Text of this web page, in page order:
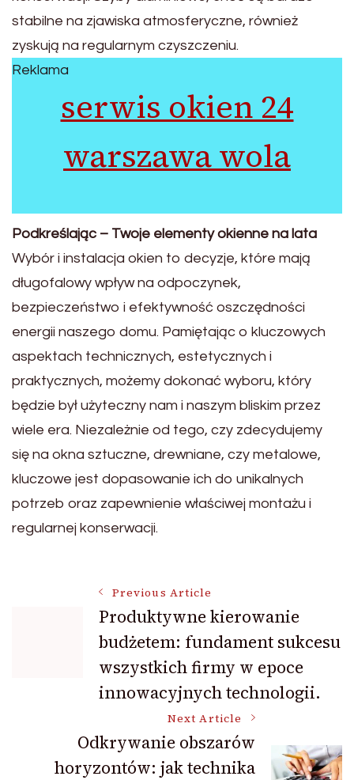
stabilne na zjawiska atmosferyczne, również
zyskują na regularnym czyszczeniu.
Reklama
serwis okien 24
warszawa wola
Podkreślając – Twoje elementy okienne na lata
Wybór i instalacja okien to decyzje, które mają
długofalowy wpływ na odpoczynek,
bezpieczeństwo i efektywność oszczędności
energii naszego domu. Pamiętając o kluczowych
aspektach technicznych, estetycznych i
praktycznych, możemy dokonać wyboru, który
będzie był użyteczny nam i naszym bliskim przez
wiele era. Niezależnie od tego, czy zdecydujemy
się na okna sztuczne, drewniane, czy metalowe,
kluczowe jest dopasowanie ich do unikalnych
potrzeb oraz zapewnienie właściwej montażu i
regularnej konserwacji.
Navigation
Previous Article
Produktywne kierowanie
budżetem: fundament sukcesu
wszystkich firmy w epoce
innowacyjnych technologii.
Next Article
Odkrywanie obszarów
horyzontów: jak technika